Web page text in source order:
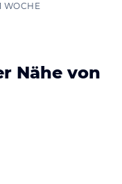
WOCHE
Nähe von